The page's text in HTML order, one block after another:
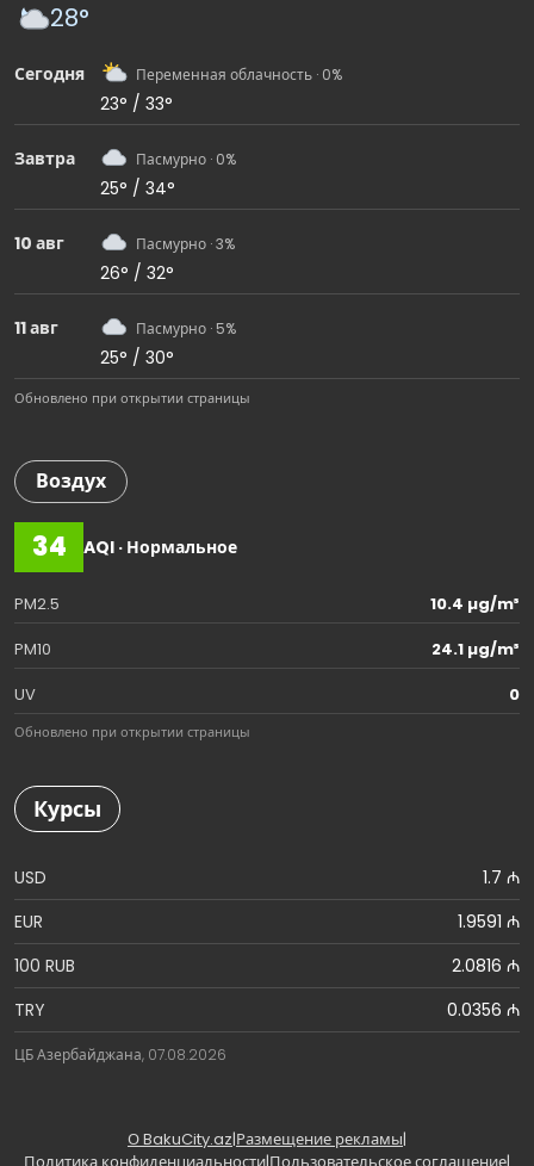
28°
Сегодня Переменная облачность · 0%
23° / 33°
Завтра Пасмурно · 0%
25° / 34°
10 авг Пасмурно · 3%
26° / 32°
11 авг Пасмурно · 5%
25° / 30°
Обновлено при открытии страницы
Воздух
34 AQI · Нормальное
PM2.5
10.4 µg/m³
PM10
24.1 µg/m³
UV
0
Обновлено при открытии страницы
Курсы
USD
1.7 ₼
EUR
1.9591 ₼
100 RUB
2.0816 ₼
TRY
0.0356 ₼
ЦБ Азербайджана, 07.08.2026
О BakuCity.az|Размещение рекламы|